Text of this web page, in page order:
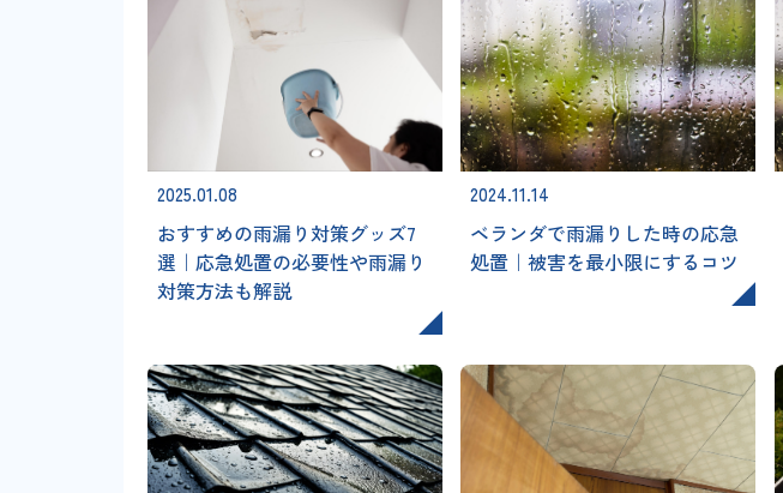
2025.01.08
おすすめの雨漏り対策グッズ7
選｜応急処置の必要性や雨漏り
対策方法も解説
2024.11.14
ベランダで雨漏りした時の応急
処置｜被害を最小限にするコツ